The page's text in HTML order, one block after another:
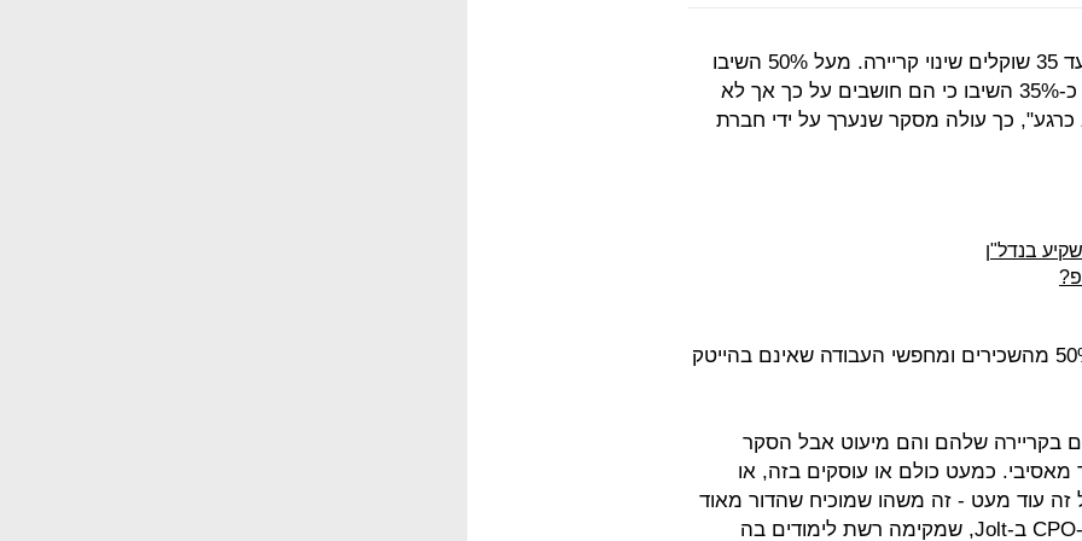
85% מהעובדים הצעירים בגילאי 26 עד 35 שוקלים שינוי קריירה. מעל 50% השיבו
שהם שוקלים בחיוב שינוי קריירה, עוד כ-35% השיבו כי הם חושבים על כך אך לא
השיבו "לא כרגע", כך עולה מסקר שנערך על ידי חברת
בנדל"ן
לצד זה, הסקר מראה כי למעלה מ-50% מהשכירים ומחפשי העבודה שאינם בהייטק
בקריירה שלהם והם מיעוט אבל הסקר
כמעט כולם או עוסקים בזה, או
זה עוד מעט - זה משהו שמוכיח שהדור מאוד
השתנה", אומר ליאור פרנקל, שותף ו-CPO ב-Jolt, שמקימה רשת לימודים בה